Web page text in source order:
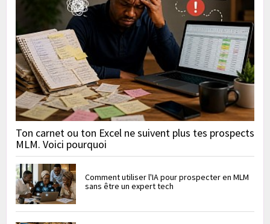
Ton carnet ou ton Excel ne suivent plus tes prospects
MLM. Voici pourquoi
Comment utiliser l'IA pour prospecter en MLM
sans être un expert tech